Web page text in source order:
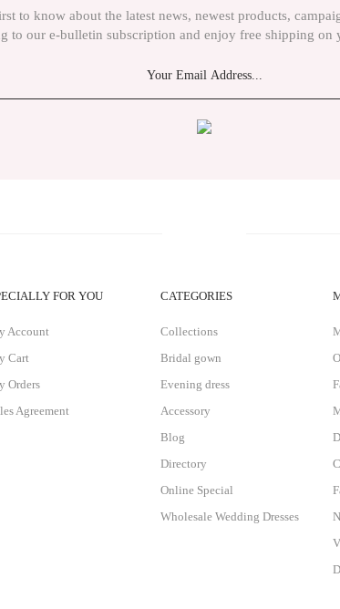
to know about the latest news, newest products,
to our e-bulletin subscription and enjoy free shipping on
FOR YOU
Account
Cart
Orders
Agreement
CATEGORIES
Collections
Bridal gown
Evening dress
Accessory
Blog
Directory
Online Special
Wholesale Wedding Dresses